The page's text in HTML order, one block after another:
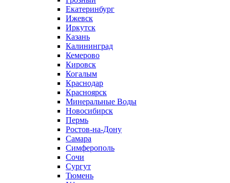
Екатеринбург
Ижевск
Иркутск
Казань
Калининград
Кемерово
Кировск
Когалым
Краснодар
Красноярск
Минеральные Воды
Новосибирск
Пермь
Ростов-на-Дону
Самара
Симферополь
Сочи
Сургут
Тюмень